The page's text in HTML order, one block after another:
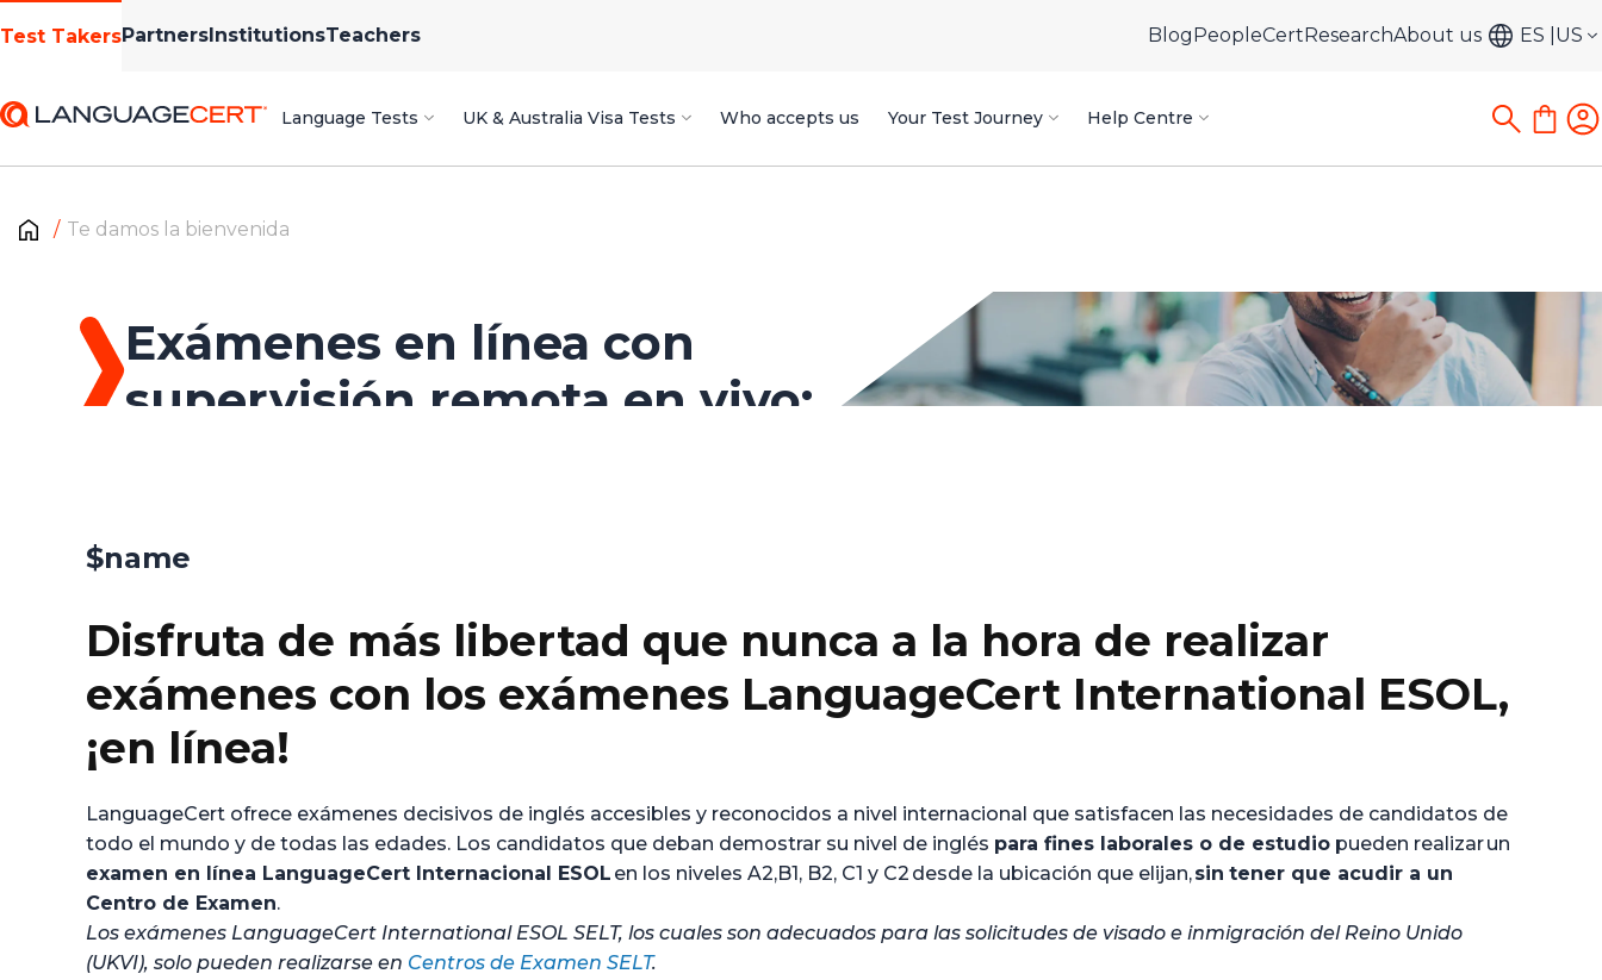
Test TakersPartnersInstitutionsTeachers BlogPeopleCertResearchAbout us ES US
Language Tests UK & Australia Visa Tests Who accepts us Your Test Journey Help Centre
Te damos la bienvenida
Exámenes en línea con
supervisión remota en vivo:
$name
Disfruta de más libertad que nunca a la hora de realizar
exámenes con los exámenes LanguageCert International ESOL,
¡en línea!
LanguageCert ofrece exámenes decisivos de inglés accesibles y reconocidos a nivel internacional que satisfacen las necesidades de candidatos de
todo el mundo y de todas las edades. Los candidatos que deban demostrar su nivel de inglés para fines laborales o de estudio pueden realizar un
examen en línea LanguageCert Internacional ESOL en los niveles A2,B1, B2, C1 y C2 desde la ubicación que elijan,sin tener que acudir a un
Centro de Examen.
Los exámenes LanguageCert International ESOL SELT, los cuales son adecuados para las solicitudes de visado e inmigración del Reino Unido
(UKVI), solo pueden realizarse en Centros de Examen SELT.